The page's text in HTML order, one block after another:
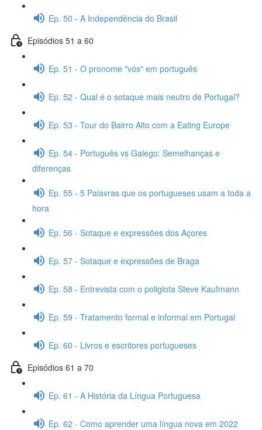
Ep. 50 - A Independência do Brasil
Episódios 51 a 60
Ep. 51 - O pronome "vós" em português
Ep. 52 - Qual é o sotaque mais neutro de Portugal?
Ep. 53 - Tour do Bairro Alto com a Eating Europe
Ep. 54 - Português vs Galego: Semelhanças e
diferenças
Ep. 55 - 5 Palavras que os portugueses usam a toda a
hora
Ep. 56 - Sotaque e expressões dos Açores
Ep. 57 - Sotaque e expressões de Braga
Ep. 58 - Entrevista com o poliglota Steve Kaufmann
Ep. 59 - Tratamento formal e informal em Portugal
Ep. 60 - Livros e escritores portugueses
Episódios 61 a 70
Ep. 61 - A História da Língua Portuguesa
Ep. 62 - Como aprender uma língua nova em 2022